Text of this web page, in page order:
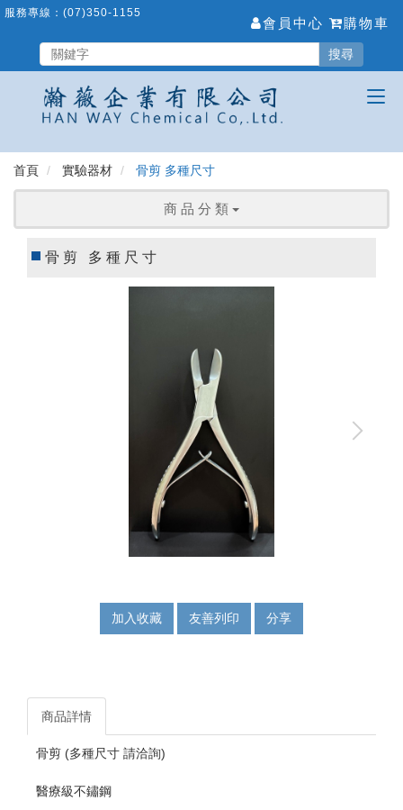
跳
要
服務專線： (07)350-1155
會員中心 購物車
搜尋
首頁 實驗器材 骨剪 多種尺寸
商 品 分 類
骨剪 多種尺寸
加入收藏 友善列印 分享
商品詳情
骨剪 (多種尺寸 請洽詢)
醫療級不鏽鋼